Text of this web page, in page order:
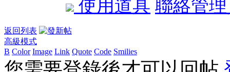
使用道具 聯絡管
返回列表
高級模式
B Color Image Link Quote Code Smilies